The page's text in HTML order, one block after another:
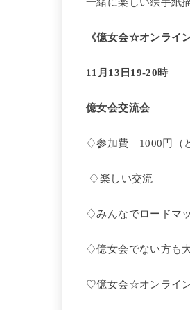
一緒に楽しい絵手紙
《億女会☆オンライ
11月13日19-20時
億女会交流会
♢参加費 1000円（
♢楽しい交流
♢みんなでロードマ
♢億女会でない方も
♡億女会☆オンライ